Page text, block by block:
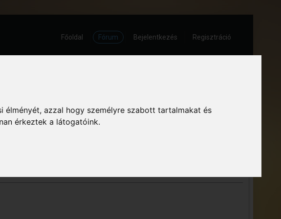
azzal hogy személyre szabott tartalmakat és
érkeztek a látogatóink.
Főoldal Fórum Bejelentkezés Regisztráció
« előző